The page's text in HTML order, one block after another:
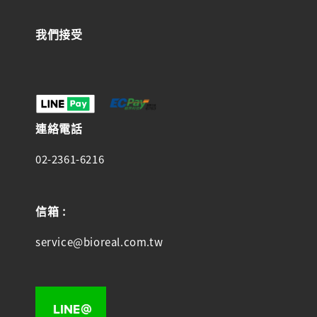
我們接受
連絡電話
02-2361-6216
信箱 :
service@bioreal.com.tw